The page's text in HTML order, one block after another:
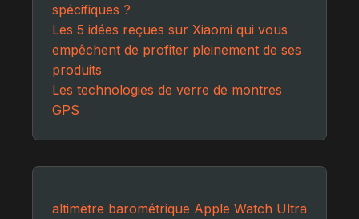
spécifiques ?
Les 5 idées reçues sur Xiaomi qui vous
empêchent de profiter pleinement de ses
produits
Les technologies de verre de montres
GPS
altimètre barométrique Apple Watch Ultra